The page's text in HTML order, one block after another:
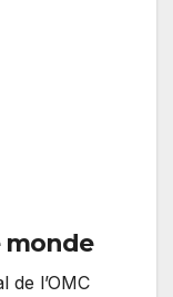
monde
de l’OMC